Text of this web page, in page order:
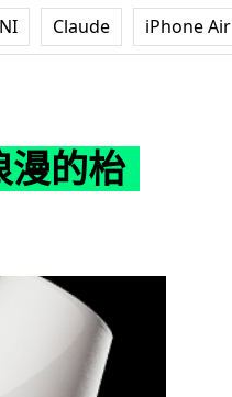
Claude iPhone Air
的枱